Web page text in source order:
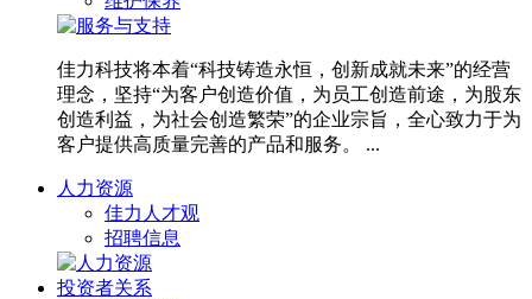
佳力科技将本着“科技铸造永恒，创新成就未来”的经营
理念，坚持“为客户创造价值，为员工创造前途，为股东
创造利益，为社会创造繁荣”的企业宗旨，全心致力于为
客户提供高质量完善的产品和服务。 ...
人力资源
佳力人才观
招聘信息
投资者关系